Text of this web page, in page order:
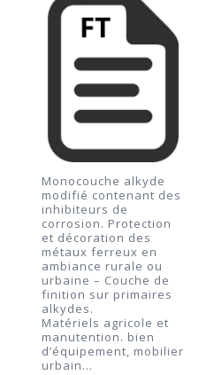
Monocouche alkyde
modifié contenant des
inhibiteurs de
corrosion. Protection
et décoration des
métaux ferreux en
ambiance rurale ou
urbaine – Couche de
finition sur primaires
alkydes.
Matériels agricole et
manutention. bien
d’équipement, mobilier
urbain…